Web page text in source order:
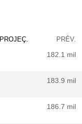
PROJEÇ. PRÉV.
182.1 mil
183.9 mil
186.7 mil